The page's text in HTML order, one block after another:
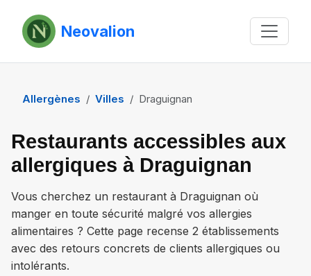
Neovalion
Allergènes Villes Draguignan
Restaurants accessibles aux
allergiques à Draguignan
Vous cherchez un restaurant à Draguignan où
manger en toute sécurité malgré vos allergies
alimentaires ? Cette page recense 2 établissements
avec des retours concrets de clients allergiques ou
intolérants.